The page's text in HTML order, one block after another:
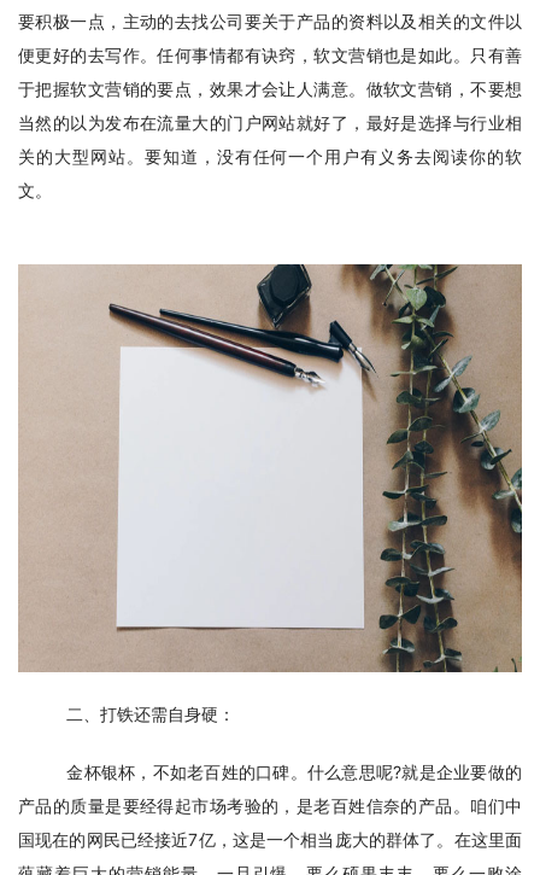
要积极一点，主动的去找公司要关于产品的资料以及相关的文件以
便更好的去写作。任何事情都有诀窍，软文营销也是如此。只有善
于把握软文营销的要点，效果才会让人满意。做软文营销，不要想
当然的以为发布在流量大的门户网站就好了，最好是选择与行业相
关的大型网站。要知道，没有任何一个用户有义务去阅读你的软
文。
二、打铁还需自身硬：
金杯银杯，不如老百姓的口碑。什么意思呢?就是企业要做的
产品的质量是要经得起市场考验的，是老百姓信奈的产品。咱们中
国现在的网民已经接近7亿，这是一个相当庞大的群体了。在这里面